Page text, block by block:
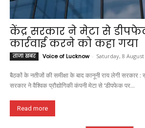
केंद्र सरकार ने मेटा से
कार्रवाई करने को कहा गया
ताजा खबर Voice of Lucknow - Saturday, 8 August
बैठकों के नतीजों की समीक्षा के बाद कानूनी राय लेगी सरकार : सूत्र नयी
सरकार ने वैश्विक प्रौद्योगिकी कंपनी मेटा से ‘डीपफेक पर...
Read more